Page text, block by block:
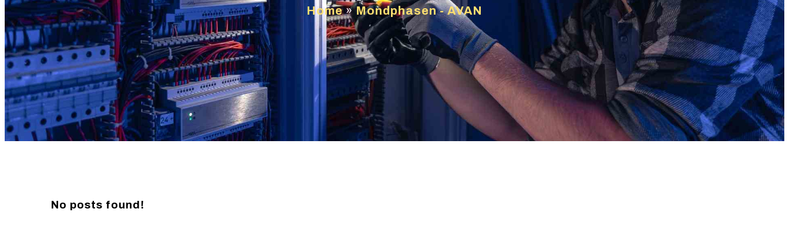
Home»Mondphasen - AVAN
No posts found!